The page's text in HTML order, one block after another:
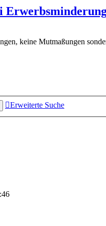
keine Mutmaßungen
Erweiterte Suche